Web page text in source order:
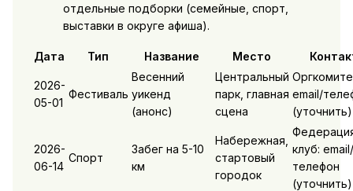
отдельные подборки (семейные, спорт,
выставки в округе афиша).
Дата Тип Название Место
2026-
05-01
Фестиваль
Весенний
уикенд
(анонс)
Центральный
парк, главная
сцена
email/
(уточнить)
2026-
06-14
Спорт
Забег на 5-10
км
Набережная,
стартовый
городок
клуб: email/
телефон
(уточнить)